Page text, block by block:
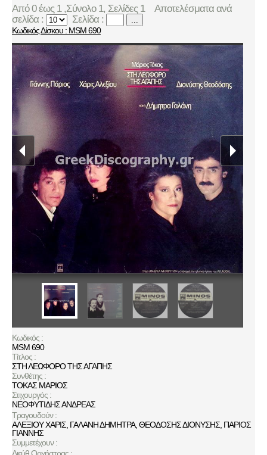
Από 0 έως 1 ,Σύνολο 1, Σελίδες 1
Αποτελέσματα ανά
σελίδα :
Σελίδα : ...
Κωδικός Δίσκου : MSM 690
Κωδικός :
MSM 690
Τίτλος :
ΣΤΗ ΛΕΩΦΟΡΟ ΤΗΣ ΑΓΑΠΗΣ
Συνθέτης :
ΤΟΚΑΣ ΜΑΡΙΟΣ
Στιχουργός :
ΝΕΟΦΥΤΙΔΗΣ ΑΝΔΡΕΑΣ
Τραγουδούν :
ΑΛΕΞΙΟΥ ΧΑΡΙΣ ΓΑΛΑΝΗ ΔΗΜΗΤΡΑ, ΘΕΟΔΟΣΗΣ ΔΙΟΝΥΣΗΣ ΠΑΡΙΟΣ
ΓΙΑΝΝΗΣ
Συμμετέχουν :
Διεύθ.Ορχήστρας :